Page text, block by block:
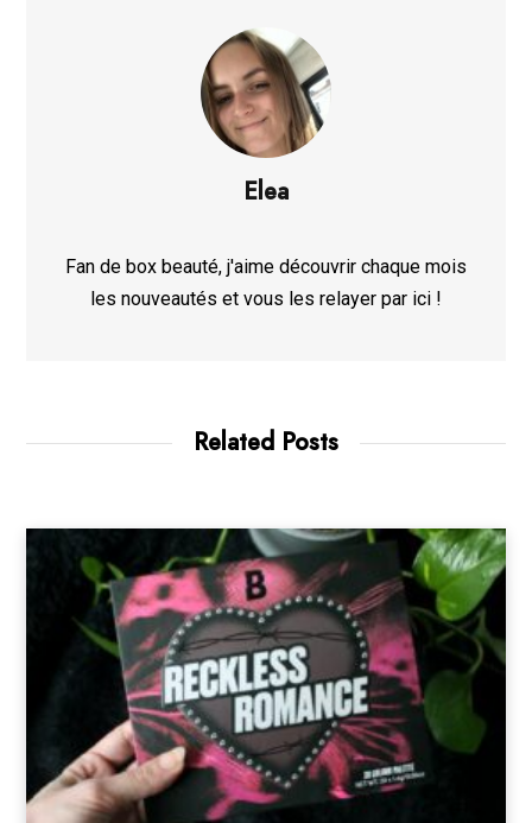
Elea
Fan de box beauté, j'aime découvrir chaque mois
les nouveautés et vous les relayer par ici !
Related Posts